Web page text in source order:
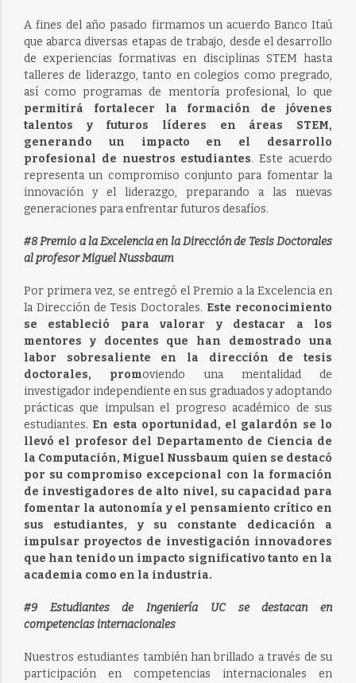
A fines del año pasado firmamos un acuerdo Banco Itaú
que abarca diversas etapas de trabajo, desde el desarrollo
de experiencias formativas en disciplinas STEM hasta
talleres de liderazgo, tanto en colegios como pregrado,
así como programas de mentoría profesional, lo que
permitirá fortalecer la formación de jóvenes
talentos y futuros líderes en áreas STEM,
generando un impacto en el desarrollo
profesional de nuestros estudiantes. Este acuerdo
representa un compromiso conjunto para fomentar la
innovación y el liderazgo, preparando a las nuevas
generaciones para enfrentar futuros desafíos.
#8 Premio a la Excelencia en la Dirección de Tesis Doctorales
al profesor Miguel Nussbaum
Por primera vez, se entregó el Premio a la Excelencia en
la Dirección de Tesis Doctorales. Este reconocimiento
se estableció para valorar y destacar a los
mentores y docentes que han demostrado una
labor sobresaliente en la dirección de tesis
doctorales, promoviendo una mentalidad de
investigador independiente en sus graduados y adoptando
prácticas que impulsan el progreso académico de sus
estudiantes. En esta oportunidad, el galardón se lo
llevó el profesor del Departamento de Ciencia de
la Computación, Miguel Nussbaum quien se destacó
por su compromiso excepcional con la formación
de investigadores de alto nivel, su capacidad para
fomentar la autonomía y el pensamiento crítico en
sus estudiantes, y su constante dedicación a
impulsar proyectos de investigación innovadores
que han tenido un impacto significativo tanto en la
academia como en la industria.
#9 Estudiantes de Ingeniería UC se destacan en
competencias internacionales
Nuestros estudiantes también han brillado a través de su
participación en competencias internacionales en